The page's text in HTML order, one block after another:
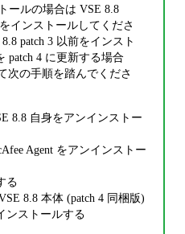
ールの場合は VSE 8.8
インストールしてくださ
patch 3 以前をインスト
patch 4 に更新する場合
次の手順を踏んでくださ
8.8 自身をアンインストー
Agent をアンインストー
る
8.8 本体 (patch 4 同梱版)
ンストールする